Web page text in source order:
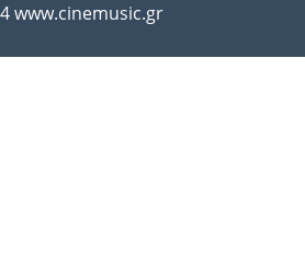
www.cinemusic.gr